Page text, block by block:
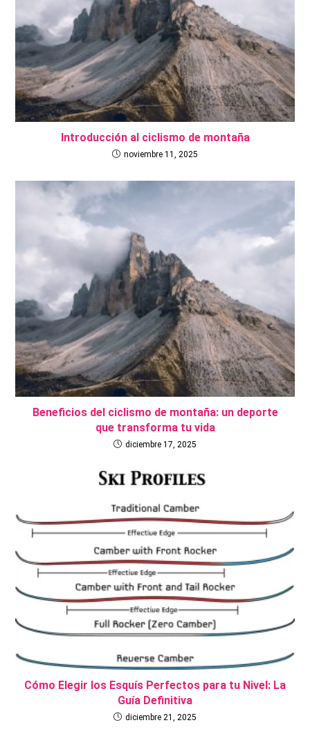
Introducción al ciclismo de montaña
noviembre 11, 2025
Beneficios del ciclismo de montaña: un deporte
que transforma tu vida
diciembre 17, 2025
Cómo Elegir los Esquís Perfectos para tu Nivel: La
Guía Definitiva
diciembre 21, 2025